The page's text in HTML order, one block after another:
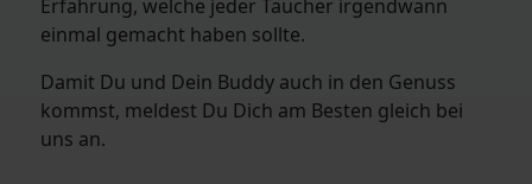
Erfahrung, welche jeder Taucher irgendwann
einmal gemacht haben sollte.
Damit Du und Dein Buddy auch in den Genuss
kommst, meldest Du Dich am Besten gleich bei
uns an.